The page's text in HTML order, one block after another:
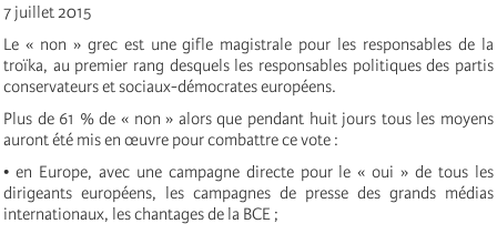
7 juillet 2015
Le « non » grec est une gifle magistrale pour les responsables de la
troïka, au premier rang desquels les responsables politiques des partis
conservateurs et sociaux-démocrates européens.
Plus de 61 % de « non » alors que pendant huit jours tous les moyens
auront été mis en œuvre pour combattre ce vote :
• en Europe, avec une campagne directe pour le « oui » de tous les
dirigeants européens, les campagnes de presse des grands médias
internationaux, les chantages de la BCE ;